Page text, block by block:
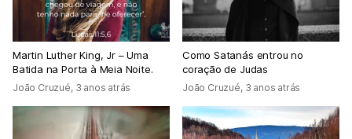
Martin Luther King, Jr – Uma
Batida na Porta à Meia Noite.
João Cruzué, 3 anos atrás
Como Satanás entrou no
coração de Judas
João Cruzué, 3 anos atrás